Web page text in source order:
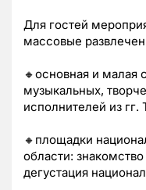
Для гостей
массовые
🔸основная и малая
музыкальных,
исполнителей из
🔸площадки
области:
дегустация